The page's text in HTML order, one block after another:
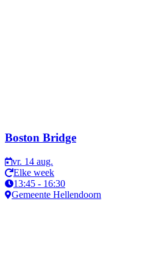
Boston Bridge
vr. 14 aug.
Elke week
13:45 - 16:30
Gemeente Hellendoorn